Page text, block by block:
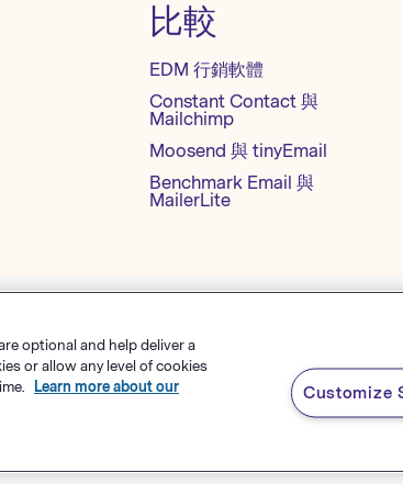
比較
EDM 行銷軟體
Constant Contact 與
Mailchimp
Moosend 與 tinyEmail
Benchmark Email 與
MailerLite
圖 繁體中文
optional and help deliver a
or allow any level of cookies
Learn more about our
Customize